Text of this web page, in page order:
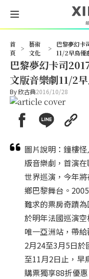
首
頁
>
藝術
文化
>
巴黎夢幻卡
11/2早鳥優
巴黎夢幻卡司
文版音樂劇11/2
By欣古典2016/10/28
圖片說明：鐘樓
版音樂劇，首演
世界巡演，今年
鄉巴黎舞台。
難求的票房奇蹟
於明年法國巡演
唯一亞洲站，帶
2月24至3月5日
至11月2日止，早
購票獨享88折優